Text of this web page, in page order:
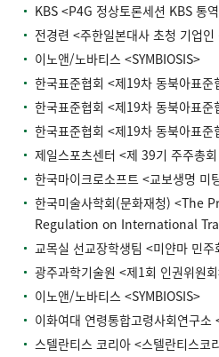
KBS <P4G 정상토론세션 KBS 통
전경련 <주한일본대사 초청 기업인
이노앤/노바티스 <SYMBIOSIS>
한국표준협회 <제19차 동북아표준
한국표준협회 <제19차 동북아표
한국표준협회 <제19차 동북아표
제일스포츠센터 <제 39기 주주총
한국마이크로소프트 <교보생명 미
한국미술사학회(문화재청)
Regulation on International
교목실 선교장학생팀 <미얀마 민
광주과학기술원 <제1회 인권위원
이노앤/노바티스 <SYMBIOSIS>
이화여대 연령통합고령사회연구소
스텔란티스 코리아 <스텔란티스코